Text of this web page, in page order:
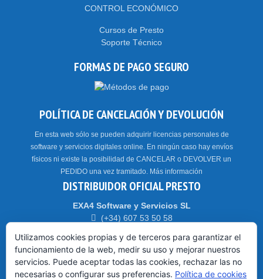
CONTROL ECONÓMICO
Cursos de Presto
Soporte Técnico
FORMAS DE PAGO SEGURO
POLÍTICA DE CANCELACIÓN Y DEVOLUCIÓN
En esta web sólo se pueden adquirir licencias personales de
software y servicios digitales online. En ningún caso hay envíos
físicos ni existe la posibilidad de CANCELAR o DEVOLVER un
PEDIDO una vez tramitado.
Más información
DISTRIBUIDOR OFICIAL PRESTO
EXA4 Software y Servicios SL
(+34) 607 53 50 58
HORARIO: CET // CEST (Madrid)
De 9:00 a 14:00 y de 15:00 a 18:30
Utilizamos cookies propias y de terceros para garantizar el
funcionamiento de la web, medir su uso y mejorar nuestros
servicios. Puede aceptar todas las cookies, rechazar las no
necesarias o configurar sus preferencias. Política de cookies